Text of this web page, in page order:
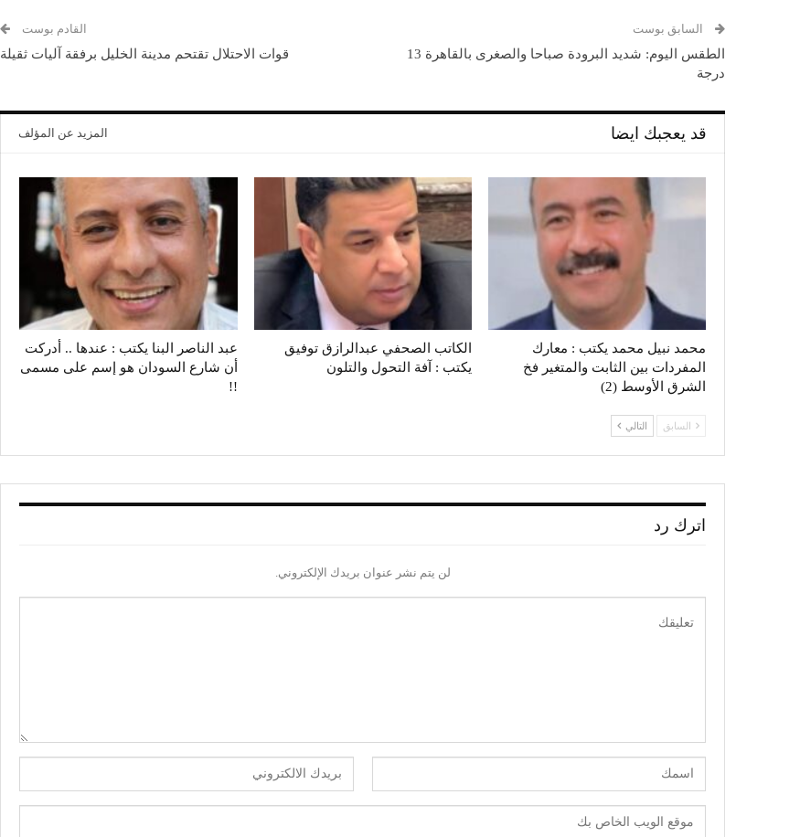
السابق بوست
الطقس اليوم: شديد البرودة صباحا والصغرى بالقاهرة 13
درجة
القادم بوست
قوات الاحتلال تقتحم مدينة الخليل برفقة آليات ثقيلة
قد يعجبك ايضا المزيد عن المؤلف
محمد نبيل محمد يكتب : معارك
المفردات بين الثابت والمتغير فخ
الشرق الأوسط (2)
الكاتب الصحفي عبدالرازق توفيق
يكتب : آفة التحول والتلون
عبد الناصر البنا يكتب : عندها .. أدركت
أن شارع السودان هو إسم على مسمى
!!
السابق التالي
اترك رد
لن يتم نشر عنوان بريدك الإلكتروني.